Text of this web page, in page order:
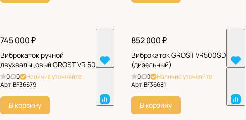
745 000 ₽
Виброкаток ручной
двухвальцовый GROST VR 500
0 0
Наличие уточняйте
Арт.BF36679
В корзину
852 000 ₽
Виброкаток GROST VR500SD
(дизельный)
0 0
Наличие уточняйте
Арт.BF36681
В корзину